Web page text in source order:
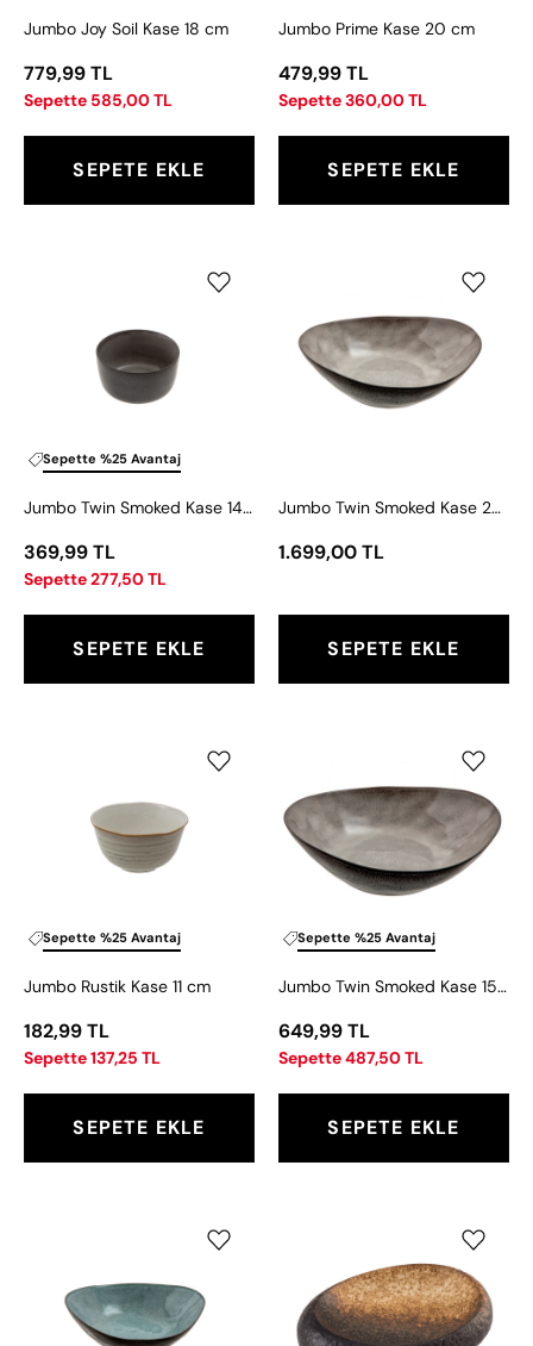
Jumbo Joy Soil Kase 18 cm
779,99 TL
Sepette 585,00 TL
SEPETE EKLE
Jumbo Prime Kase 20 cm
479,99 TL
Sepette 360,00 TL
SEPETE EKLE
Sepette %25 Avantaj
Kase
14
cm
Jumbo Twin Smoked Kase 14 cm
369,99 TL
Sepette 277,50 TL
SEPETE EKLE
Smoked
Kase
25
cm
Jumbo Twin Smoked Kase 25 cm
1.699,00 TL
SEPETE EKLE
Sepette %25 Avantaj
Jumbo Rustik Kase 11 cm
182,99 TL
Sepette 137,25 TL
SEPETE EKLE
Sepette %25 Avantaj
Smoked
Kase
15
cm
Jumbo Twin Smoked Kase 15 cm
649,99 TL
Sepette 487,50 TL
SEPETE EKLE
Kase
20
Newyork
Kase
22
cm